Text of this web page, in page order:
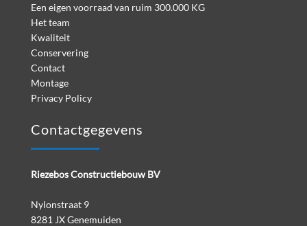
Een eigen voorraad van ruim 300.000 KG
Het team
Kwaliteit
Conservering
Contact
Montage
Privacy Policy
Contactgegevens
Riezebos Constructiebouw BV
Nylonstraat 9
8281 JX Genemuiden